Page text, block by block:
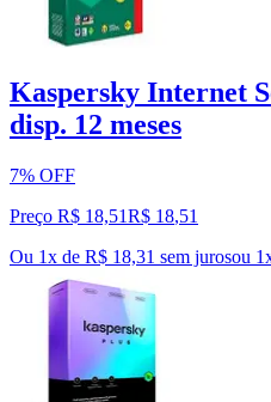
Kaspersky Internet
disp. 12 meses
7% OFF
Preço R$ 18,51R$ 18,51
Ou 1x de R$ 18,31 sem jurosou 1